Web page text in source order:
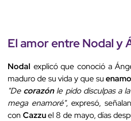
El amor entreNodaly
Nodal explicó que conoció a
maduro de su vida y que su
"De corazónle pido disculpas a
mega enamoré", expresó,
con Cazzuel 8 de mayo, días